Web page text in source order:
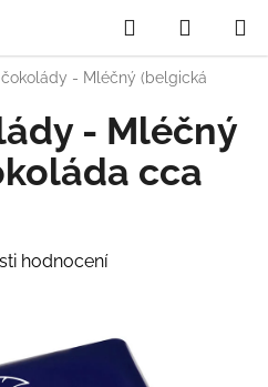
Hledat
KOŠÍK
čokolády - Mléčný (belgická
- Mléčný
cca
hodnocení